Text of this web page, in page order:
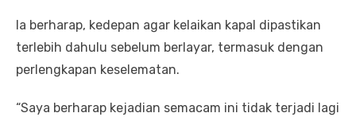
Ia berharap, kedepan agar kelaikan kapal dipastikan
terlebih dahulu sebelum berlayar, termasuk dengan
perlengkapan keselematan.
“Saya berharap kejadian semacam ini tidak terjadi lagi